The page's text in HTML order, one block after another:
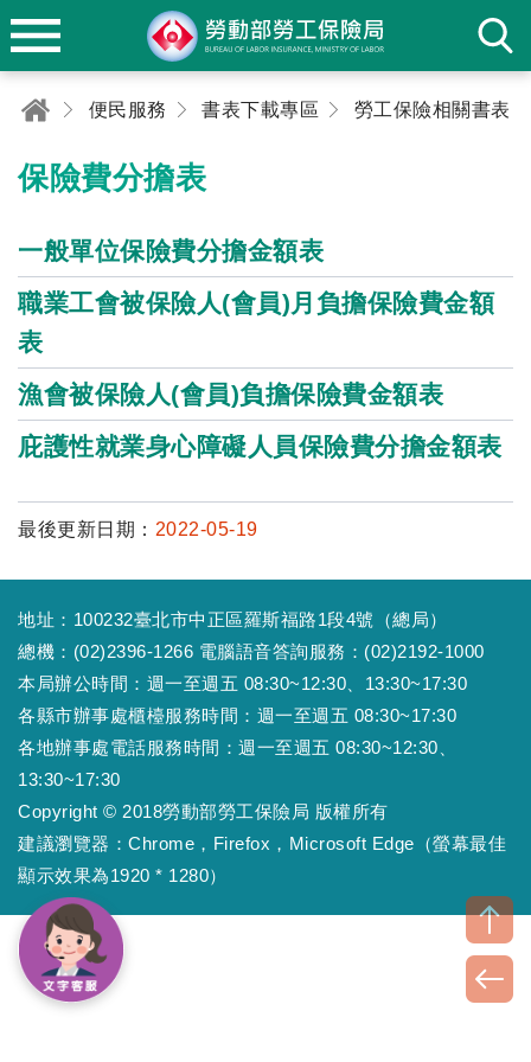
便民服務 書表下載專區 勞工保險相關書表
保險費分擔表
一般單位保險費分擔金額表
職業工會被保險人(會員)月負擔保險費金額
表
漁會被保險人(會員)負擔保險費金額表
庇護性就業身心障礙人員保險費分擔金額表
最後更新日期： 2022-05-19
地址：100232臺北市中正區羅斯福路1段4號（總局）
總機：(02)2396-1266 電腦語音答詢服務：(02)2192-1000
本局辦公時間：週一至週五 08:30~12:30、13:30~17:30
各縣市辦事處櫃檯服務時間：週一至週五 08:30~17:30
各地辦事處電話服務時間：週一至週五 08:30~12:30、
13:30~17:30
Copyright © 2018勞動部勞工保險局 版權所有
建議瀏覽器：Chrome，Firefox，Microsoft Edge（螢幕最佳
顯示效果為1920 * 1280）